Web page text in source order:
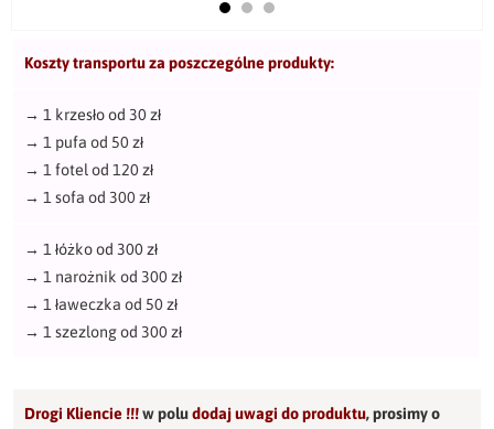
Koszty transportu za poszczególne produkty:
→ 1 krzesło od 30 zł
→ 1 pufa od 50 zł
→ 1 fotel od 120 zł
→ 1 sofa od 300 zł
→ 1 łóżko od 300 zł
→ 1 narożnik od 300 zł
→ 1 ławeczka od 50 zł
→ 1 szezlong od 300 zł
Drogi Kliencie !!!w poludodaj uwagi do produktu,prosimy o